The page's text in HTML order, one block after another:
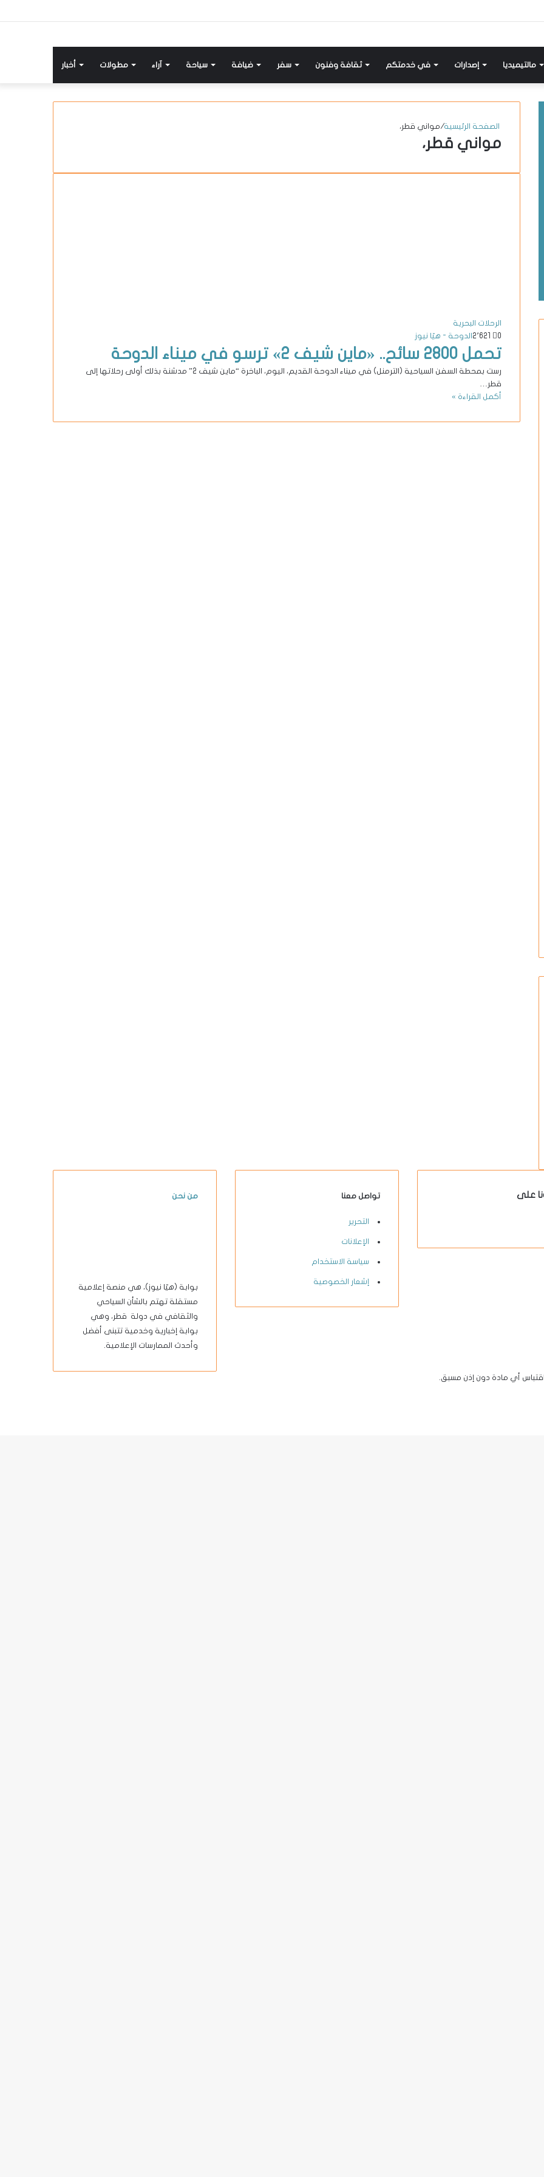
أخبار مطولات آراء سياحة ضيافة سفر ثقافة وفنون في خدمتكم إصدارات مالتيميديا
الصفحة الرئيسية/مواني قطر،
مواني قطر،
الرحلات البحرية
الدوحة - هيّا نيوز
0
تحمل 2800 سائح.. «ماين شيف 2» ترسو في ميناء الدوحة
رست بمحطة السفن السياحية (الترمنل) في ميناء الدوحة القديم، اليوم، الباخرة “ماين شيف 2” مدشنة بذلك أولى رحلاتها إلى
قطر…
أكمل القراءة »
من نحن
بوابة (هيّا نيوز)، هي منصة إعلامية
مستقلة تهتم بالشأن السياحي
والثقافي في دولة قطر، وهي
بوابة إخبارية وخدمية تتبنى أفضل
وأحدث الممارسات الإعلامية.
تواصل معنا
التحرير
الإعلانات
سياسة الاستخدام
إشعار الخصوصية
على